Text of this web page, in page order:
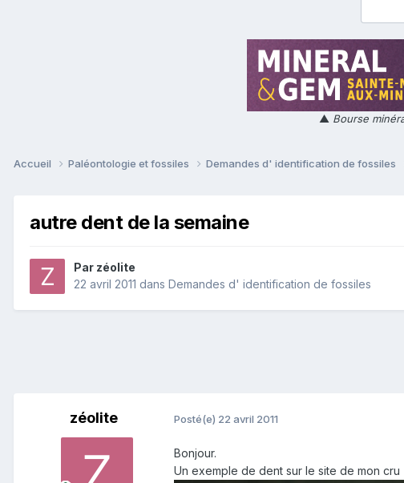
▲ Bourse
Accueil Paléontologie et fossiles Demandes d' identification de fossiles
autre dent de la semaine
Par zéolite
22 avril 2011 dans Demandes d' identification de fossiles
zéolite Posté(e) 22 avril 2011
Bonjour.
Un exemple de dent sur le site de mon cru